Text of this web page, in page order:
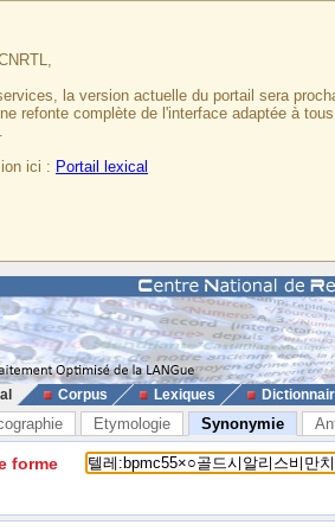
la version actuelle du portail sera
refonte complète de l'interface adaptée à
ici : Portail lexical
Corpus Lexiques
Etymologie Synonymie
forme